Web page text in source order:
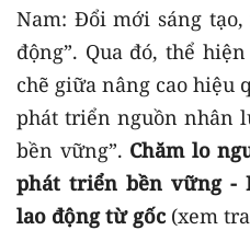
Nam: Đổi mới sáng
động”. Qua đó, thể
chẽ giữa nâng cao hiệu
phát triển nguồn nhân
bền vững”. Chăm lo
phát triển bền vững -
lao động từ gốc (xem